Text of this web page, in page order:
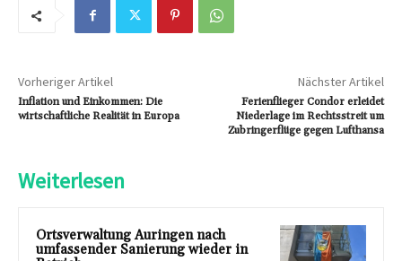
Vorheriger Artikel
Inflation und Einkommen: Die
wirtschaftliche Realität in Europa
Nächster Artikel
Ferienflieger Condor erleidet
Niederlage im Rechtsstreit um
Zubringerflüge gegen Lufthansa
Weiterlesen
Ortsverwaltung Auringen nach
umfassender Sanierung wieder in